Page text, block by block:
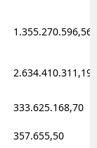
1.355.270.596,56
2.634.410.311,19
333.625.168,70
357.655,50